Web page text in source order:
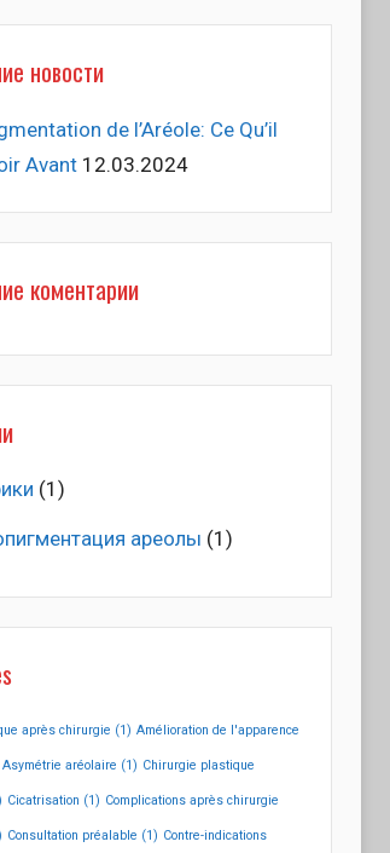
новости
de l’Aréole: Ce Qu’il
Avant 12.03.2024
коментарии
(1)
ареолы (1)
après chirurgie (1) Amélioration de l'apparence
Asymétrie aréolaire (1) Chirurgie plastique
Cicatrisation (1) Complications après chirurgie
Consultation préalable (1) Contre-indications